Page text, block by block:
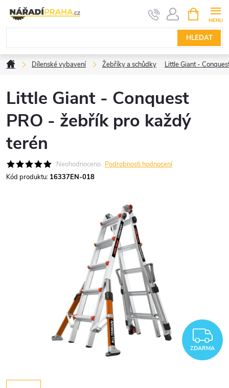
obsah
HLEDAT
NÁKUPNÍ
KOŠÍK
DomůDílenské vybavení Žebříky a schůdky Little Giant -
Little Giant - Conquest
PRO - žebřík pro každý
terén
Neohodnoceno Podrobnosti hodnocení
Kód produktu: 16337EN-018
ZDARMA